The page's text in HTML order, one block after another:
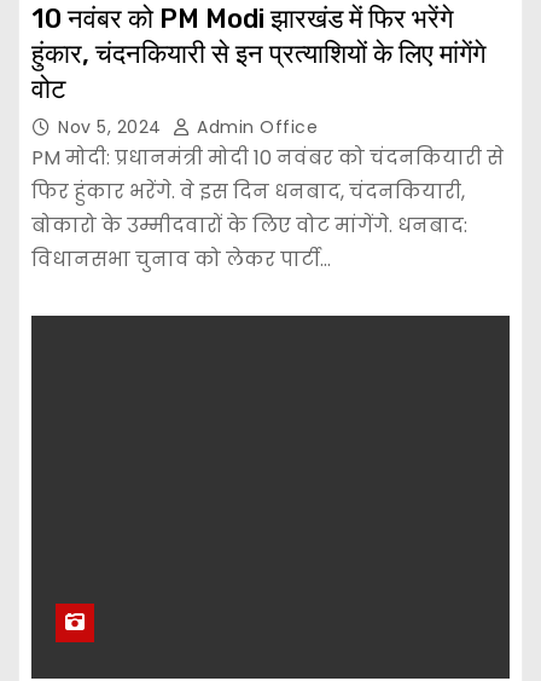
10 नवंबर को PM Modi झारखंड में फिर भरेंगे
हुंकार, चंदनकियारी से इन प्रत्याशियों के लिए मांगेंगे
वोट
Nov 5, 2024 Admin Office
PM मोदी: प्रधानमंत्री मोदी 10 नवंबर को चंदनकियारी से
फिर हुंकार भरेंगे. वे इस दिन धनबाद, चंदनकियारी,
बोकारो के उम्मीदवारों के लिए वोट मांगेंगे. धनबाद:
विधानसभा चुनाव को लेकर पार्टी…